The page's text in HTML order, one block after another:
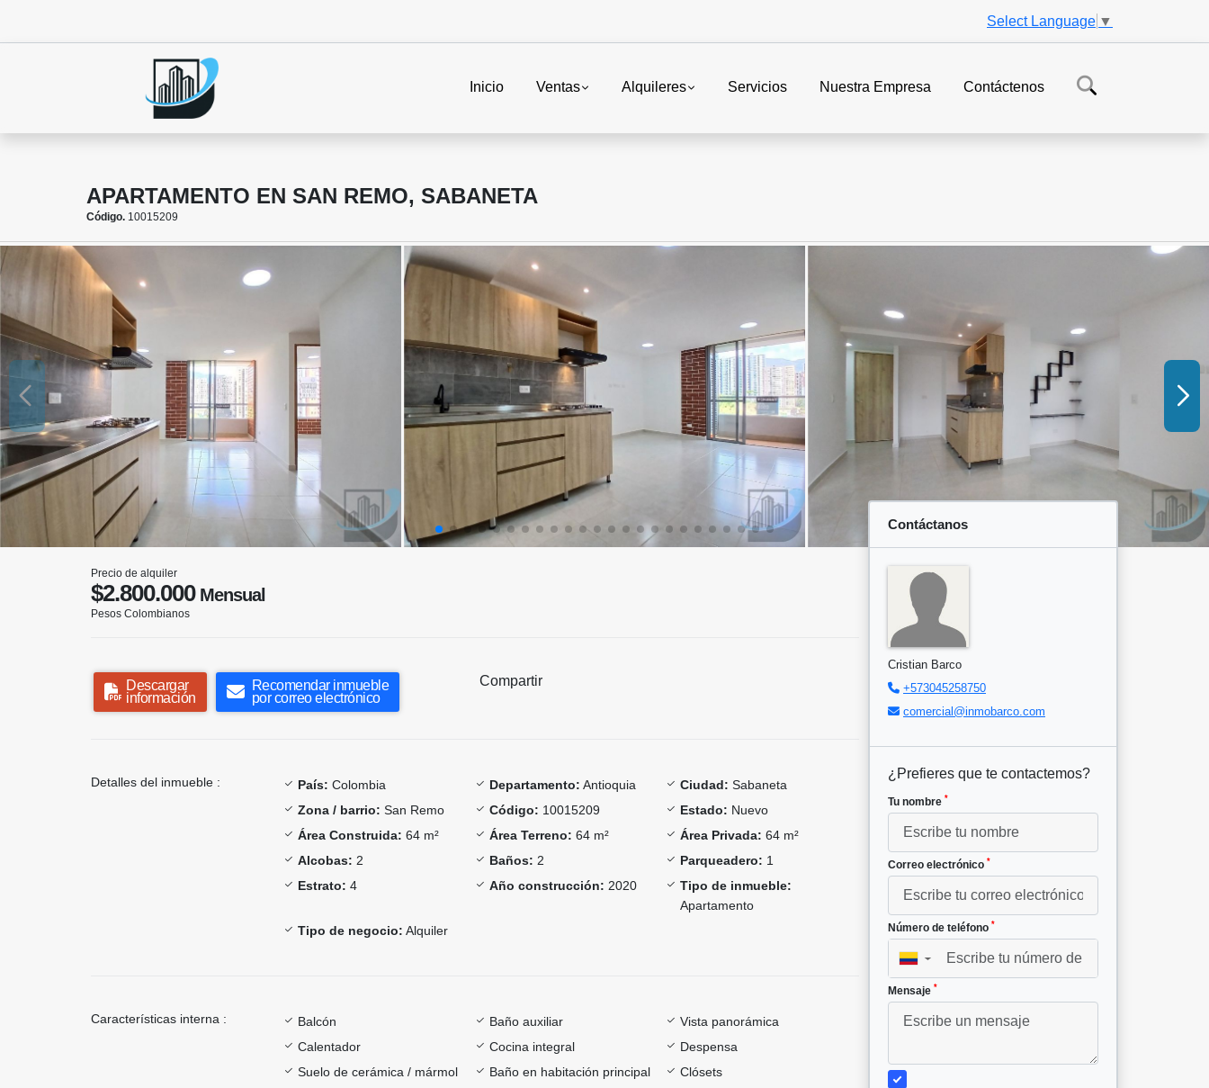
Select Language ▼
Inicio Ventas Alquileres Servicios Nuestra Empresa Contáctenos
APARTAMENTO EN SAN REMO, SABANETA
Código. 10015209
Precio de alquiler
$2.800.000Mensual
Pesos Colombianos
Descargar
información
Recomendar inmueble
por correo electrónico
Compartir
Detalles del inmueble : País: Colombia Departamento: Antioquia Ciudad: Sabaneta
Zona / barrio: San Remo Código: 10015209 Estado: Nuevo
Área Construida: 64 m² Área Terreno: 64 m² Área Privada: 64 m²
Alcobas: 2 Baños: 2 Parqueadero: 1
Estrato: 4 Año construcción: 2020
Tipo de inmueble:
Apartamento
Tipo de negocio: Alquiler
Características interna : Balcón Baño auxiliar
Vista panorámica
Calentador
Cocina integral
Despensa
Suelo de cerámica / mármol
Baño en habitación principal
Clósets
Contáctanos
Cristian Barco
+573045258750
comercial@inmobarco.com
¿Prefieres que te contactemos?
Tu nombre *
Correo electrónico *
Número de teléfono *
▼
Mensaje *